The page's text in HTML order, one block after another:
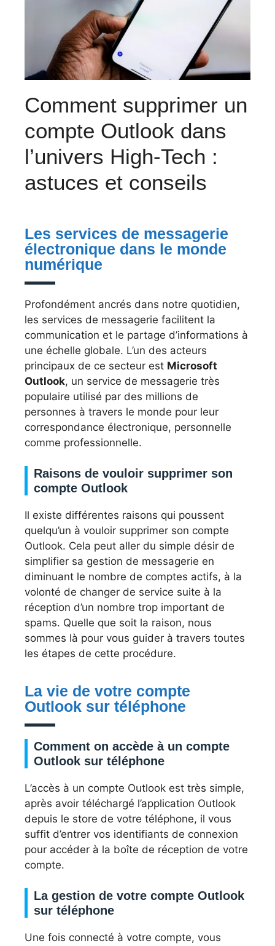
Comment supprimer un
compte Outlook dans
l’univers High-Tech :
astuces et conseils
Les services de messagerie
électronique dans le monde
numérique
Profondément ancrés dans notre quotidien,
les services de messagerie facilitent la
communication et le partage d’informations à
une échelle globale. L’un des acteurs
principaux de ce secteur est Microsoft
Outlook, un service de messagerie très
populaire utilisé par des millions de
personnes à travers le monde pour leur
correspondance électronique, personnelle
comme professionnelle.
Raisons de vouloir supprimer son
compte Outlook
Il existe différentes raisons qui poussent
quelqu’un à vouloir supprimer son compte
Outlook. Cela peut aller du simple désir de
simplifier sa gestion de messagerie en
diminuant le nombre de comptes actifs, à la
volonté de changer de service suite à la
réception d’un nombre trop important de
spams. Quelle que soit la raison, nous
sommes là pour vous guider à travers toutes
les étapes de cette procédure.
La vie de votre compte
Outlook sur téléphone
Comment on accède à un compte
Outlook sur téléphone
L’accès à un compte Outlook est très simple,
après avoir téléchargé l’application Outlook
depuis le store de votre téléphone, il vous
suffit d’entrer vos identifiants de connexion
pour accéder à la boîte de réception de votre
compte.
La gestion de votre compte Outlook
sur téléphone
Une fois connecté à votre compte, vous